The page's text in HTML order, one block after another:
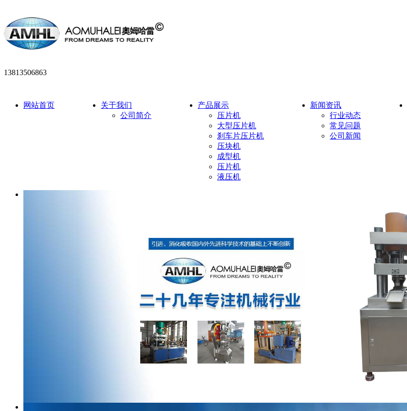
13813506863
网站首页
关于我们
公司简介
产品展示
压片机
大型压片机
刹车片压片机
压块机
成型机
压片机
液压机
新闻资讯
行业动态
常见问题
公司新闻